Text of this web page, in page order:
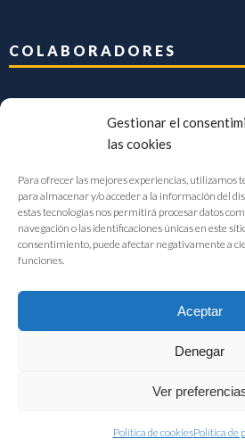
Gestionar el
las cookies
Para ofrecer las mejores experiencias, utilizamos
para almacenar y/o acceder a la información del
estas tecnologías nos permitirá procesar datos
navegación o las identificaciones únicas en este
consentimiento, puede afectar negativamente a
funciones.
Aceptar
Denegar
Ver
Política de cookiesPolítica de
COLABORADORES
FIAB Federación Española de Industrias